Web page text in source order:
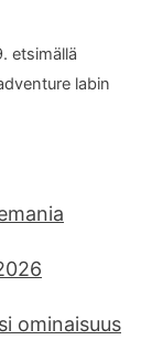
etsimällä
labin
ominaisuus